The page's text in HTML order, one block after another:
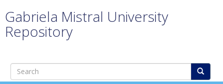
Gabriela Mistral University
Repository